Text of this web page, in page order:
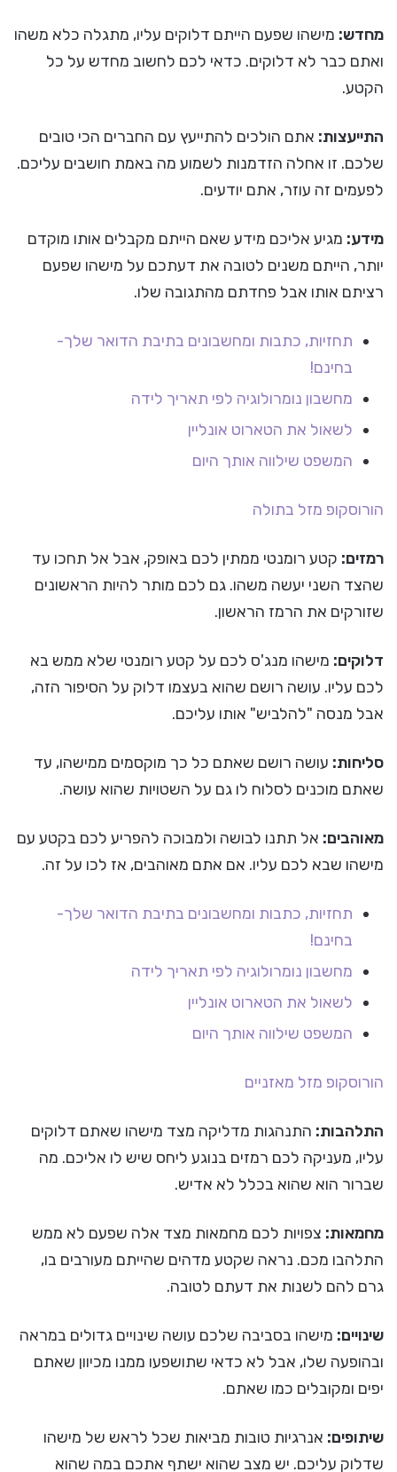
מחדש: מישהו שפעם הייתם דלוקים עליו, מתגלה כלא משהו
ואתם כבר לא דלוקים. כדאי לכם לחשוב מחדש על כל
הקטע.
התייעצות: אתם הולכים להתייעץ עם החברים הכי טובים
שלכם. זו אחלה הזדמנות לשמוע מה באמת חושבים עליכם.
לפעמים זה עוזר, אתם יודעים.
מידע: מגיע אליכם מידע שאם הייתם מקבלים אותו מוקדם
יותר, הייתם משנים לטובה את דעתכם על מישהו שפעם
רציתם אותו אבל פחדתם מהתגובה שלו.
תחזיות, כתבות ומחשבונים בתיבת הדואר שלך-
בחינם!
מחשבון נומרולוגיה לפי תאריך לידה
לשאול את הטארוט אונליין
המשפט שילווה אותך היום
הורוסקופ מזל בתולה
רמזים: קטע רומנטי ממתין לכם באופק, אבל אל תחכו עד
שהצד השני יעשה משהו. גם לכם מותר להיות הראשונים
שזורקים את הרמז הראשון.
דלוקים: מישהו מנג'ס לכם על קטע רומנטי שלא ממש בא
לכם עליו. עושה רושם שהוא בעצמו דלוק על הסיפור הזה,
אבל מנסה "להלביש" אותו עליכם.
סליחות: עושה רושם שאתם כל כך מוקסמים ממישהו, עד
שאתם מוכנים לסלוח לו גם על השטויות שהוא עושה.
מאוהבים: אל תתנו לבושה ולמבוכה להפריע לכם בקטע עם
מישהו שבא לכם עליו. אם אתם מאוהבים, אז לכו על זה.
תחזיות, כתבות ומחשבונים בתיבת הדואר שלך-
בחינם!
מחשבון נומרולוגיה לפי תאריך לידה
לשאול את הטארוט אונליין
המשפט שילווה אותך היום
הורוסקופ מזל מאזניים
התלהבות: התנהגות מדליקה מצד מישהו שאתם דלוקים
עליו, מעניקה לכם רמזים בנוגע ליחס שיש לו אליכם. מה
שברור הוא שהוא בכלל לא אדיש.
מחמאות: צפויות לכם מחמאות מצד אלה שפעם לא ממש
התלהבו מכם. נראה שקטע מדהים שהייתם מעורבים בו,
גרם להם לשנות את דעתם לטובה.
שינויים: מישהו בסביבה שלכם עושה שינויים גדולים במראה
ובהופעה שלו, אבל לא כדאי שתושפעו ממנו מכיוון שאתם
יפים ומקובלים כמו שאתם.
שיתופים: אנרגיות טובות מביאות שכל לראש של מישהו
שדלוק עליכם. יש מצב שהוא ישתף אתכם במה שהוא